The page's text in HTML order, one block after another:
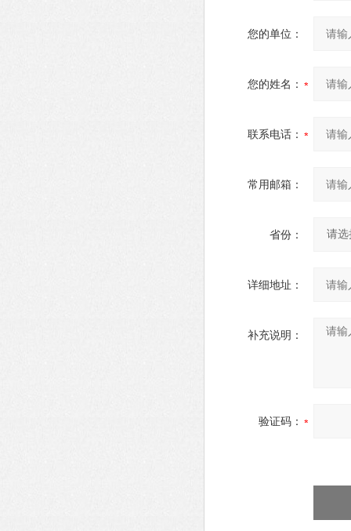
您的单位：
您的姓名：
联系电话：
常用邮箱：
省份：
详细地址：
补充说明：
验证码：